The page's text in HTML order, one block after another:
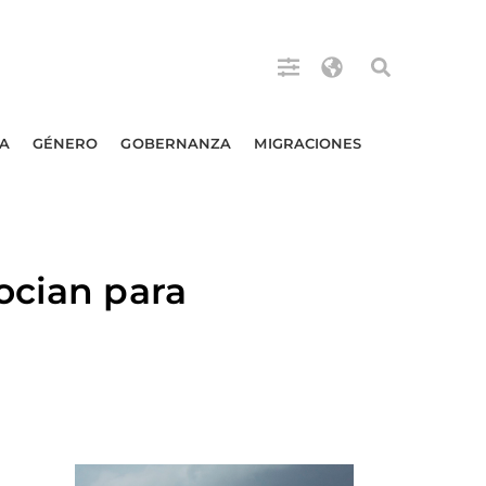
GÉNERO GOBERNANZA MIGRACIONES
para